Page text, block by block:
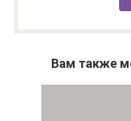
Вам также